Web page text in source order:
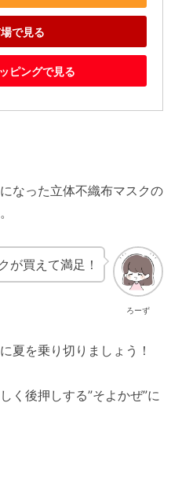
で見る
ピングで見る
なった立体不織布マスクの
ろーず
が買えて満足！
夏を乗り切りましょう！
く後押しする”そよかぜ”に